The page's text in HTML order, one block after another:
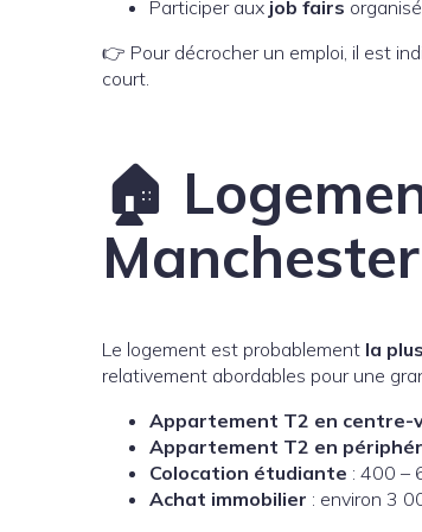
Participer aux job fairs
👉 Pour décrocher un emploi, il est
court.
🏠
Manchester
Le logement est probablement la
relativement abordables pour une
Appartement T2 en centre-
Appartement T2 en
Colocation étudiante : 400 –
Achat immobilier : environ 3